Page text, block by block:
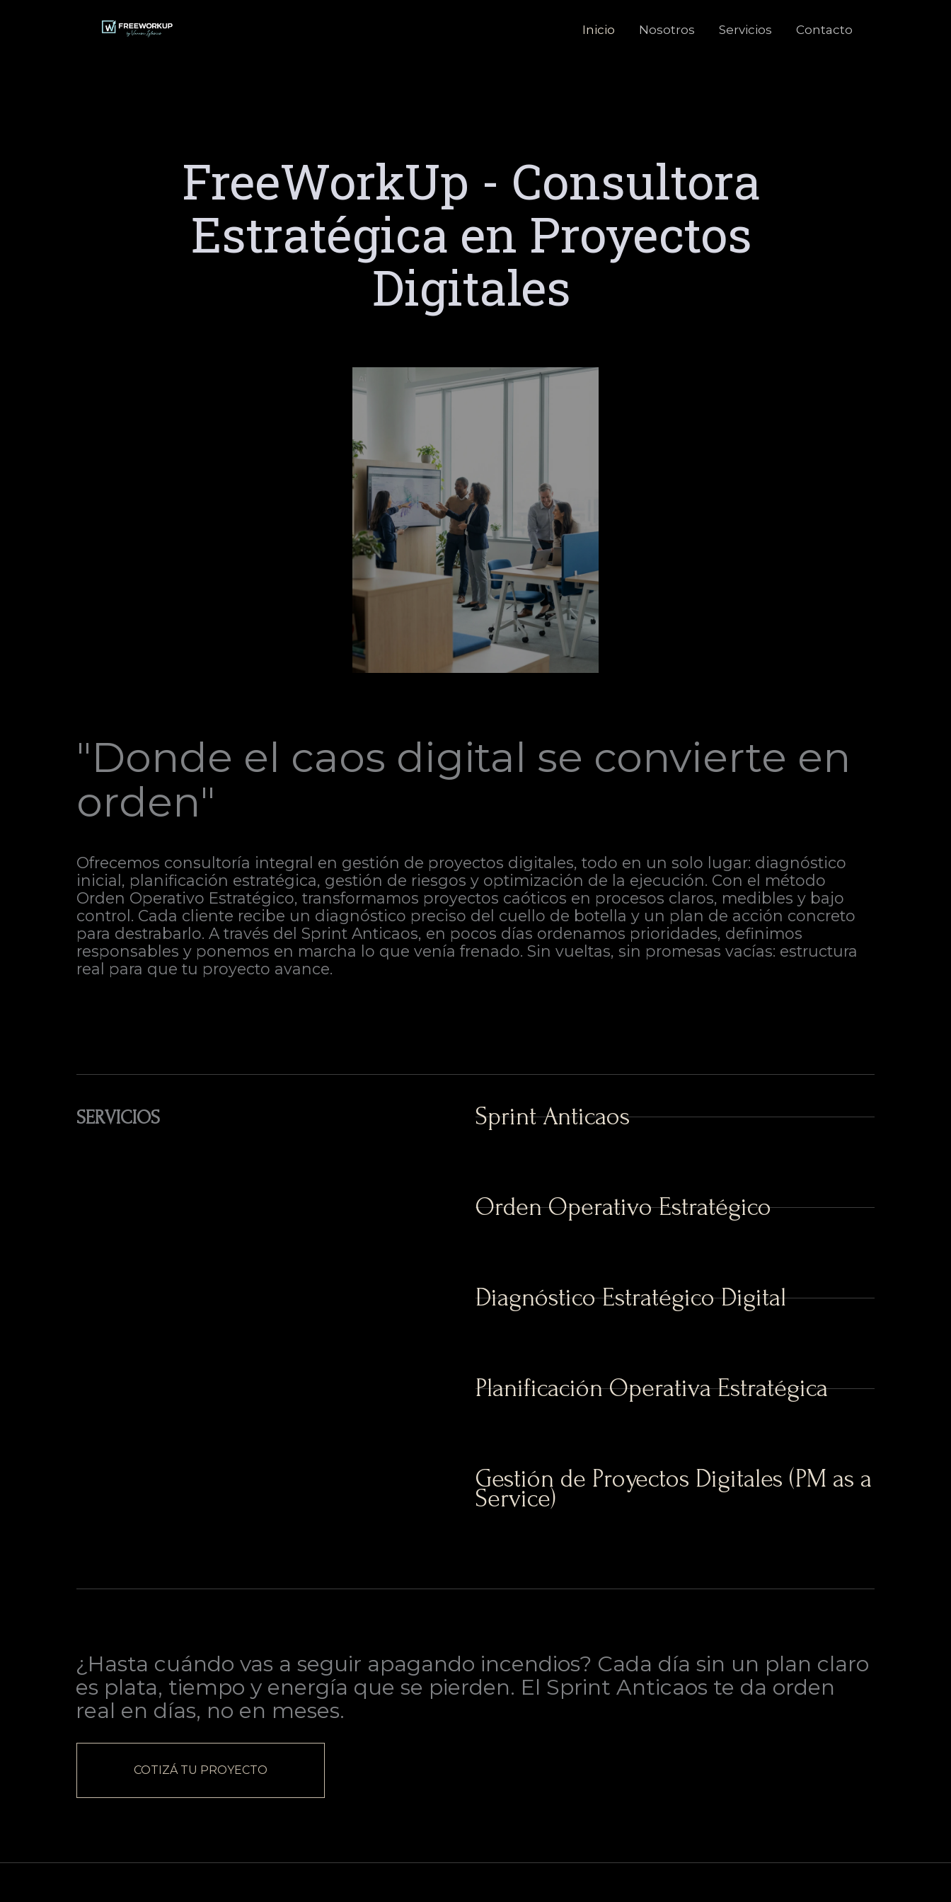
Inicio Nosotros Servicios Contacto
FreeWorkUp - Consultora
Estratégica en Proyectos
Digitales
"Donde el caos digital se convierte en
orden"
Ofrecemos consultoría integral en gestión de proyectos digitales, todo en un solo lugar: diagnóstico
inicial, planificación estratégica, gestión de riesgos y optimización de la ejecución. Con el método
Orden Operativo Estratégico, transformamos proyectos caóticos en procesos claros, medibles y bajo
control. Cada cliente recibe un diagnóstico preciso del cuello de botella y un plan de acción concreto
para destrabarlo. A través del Sprint Anticaos, en pocos días ordenamos prioridades, definimos
responsables y ponemos en marcha lo que venía frenado. Sin vueltas, sin promesas vacías: estructura
real para que tu proyecto avance.
SERVICIOS Sprint Anticaos
Orden Operativo Estratégico
Diagnóstico Estratégico Digital
Planificación Operativa Estratégica
Gestión de Proyectos Digitales (PM as a
Service)
¿Hasta cuándo vas a seguir apagando incendios? Cada día sin un plan claro
es plata, tiempo y energía que se pierden. El Sprint Anticaos te da orden
real en días, no en meses.
COTIZÁ TU PROYECTO